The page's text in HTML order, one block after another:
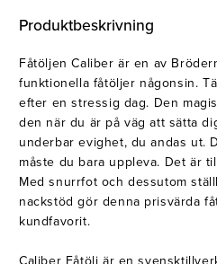
Produktbeskrivning
Fåtöljen Caliber är en av
funktionella fåtöljer någonsin.
efter en stressig dag. Den
den när du är på väg att sätta
underbar evighet, du andas ut.
måste du bara uppleva. Det är
Med snurrfot och dessutom
nackstöd gör denna prisvärda
kundfavorit.
Caliber Fåtölj är en